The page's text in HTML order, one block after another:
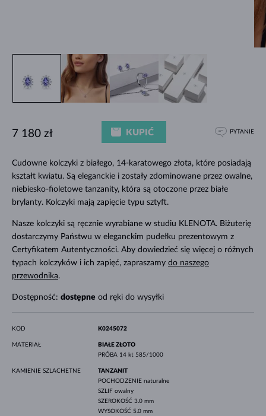
Cudowne kolczyki z białego, 14-karatowego złota, które posiadają
kształt kwiatu. Są eleganckie i zostały zdominowane przez owalne,
niebiesko-fioletowe tanzanity, która są otoczone przez białe
brylanty. Kolczyki mają zapięcie typu sztyft.
Nasze kolczyki są ręcznie wyrabiane w studiu KLENOTA. Biżuterię
dostarczymy Państwu w eleganckim pudełku prezentowym z
Certyfikatem Autentyczności. Aby dowiedzieć się więcej o różnych
typach kolczyków i ich zapięć, zapraszamy do naszego
przewodnika.
Dostępność: dostępne od ręki do wysyłki
7 180 zł KUPIĆ PYTANIE
KOD K0245072
MATERIAŁ
BIAŁE ZŁOTO
PRÓBA 14 kt 585/1000
KAMIENIE SZLACHETNE
TANZANIT
POCHODZENIE naturalne
SZLIF owalny
SZEROKOŚĆ 3.0 mm
WYSOKOŚĆ 5.0 mm